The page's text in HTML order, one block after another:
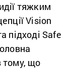
тяжким
Vision
підході Safe
тому, що